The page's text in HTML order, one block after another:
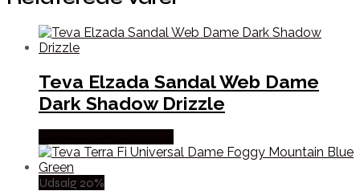
Teva Elzada Sandal Web Dame
Dark Shadow Drizzle
Udsalg 20%